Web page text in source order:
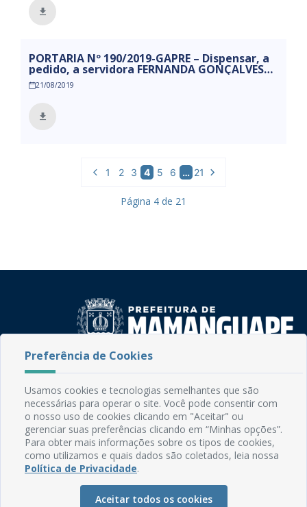
PORTARIA Nº 190/2019-GAPRE – Dispensar, a
pedido, a servidora FERNANDA GONÇALVES
DA SILVA
21/08/2019
1 2 3 4 5 6 … 21
Página 4 de 21
Rua do Imperador, 78, Centro
CEP: 58.280-000 - Mamanguape/PB
Fone: (83) 3292-2246
Email: comunicacao@mamanguape.pb.gov.br
Expediente: Segunda à Sexta, das 08h às 13h
Mapa do Site
Manual de Navegação
Preferência de Cookies
Usamos cookies e tecnologias semelhantes que são
necessárias para operar o site. Você pode consentir com
o nosso uso de cookies clicando em "Aceitar" ou
gerenciar suas preferências clicando em “Minhas opções”.
Para obter mais informações sobre os tipos de cookies,
como utilizamos e quais dados são coletados, leia nossa
Política de Privacidade.
Aceitar todos os cookies